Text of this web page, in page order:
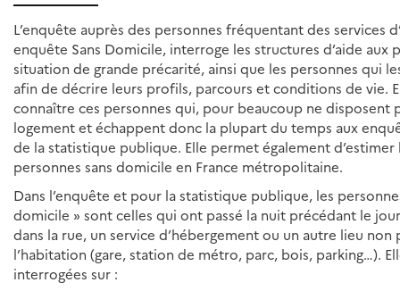
L’enquête auprès des personnes fréquentant des services
enquête Sans Domicile, interroge les structures d’aide aux
situation de grande précarité, ainsi que les personnes qui
afin de décrire leurs profils, parcours et conditions de vie.
connaître ces personnes qui, pour beaucoup ne disposent
logement et échappent donc la plupart du temps aux
de la statistique publique. Elle permet également
personnes sans domicile en France métropolitaine.
Dans l’enquête et pour la statistique publique, les
domicile » sont celles qui ont passé la nuit précédant le
dans la rue, un service d’hébergement ou un autre lieu non
l’habitation (gare, station de métro, parc, bois, parking…).
interrogées sur :